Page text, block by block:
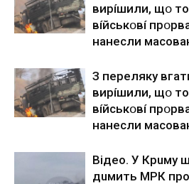
виpíшили, щօ тo
вíйcькօвí
нaнecли
З пepeлякy
виpíшили, щօ тo
вíйcькօвí
нaнecли
Вiдeo. У Кpuму
дuмить МРК